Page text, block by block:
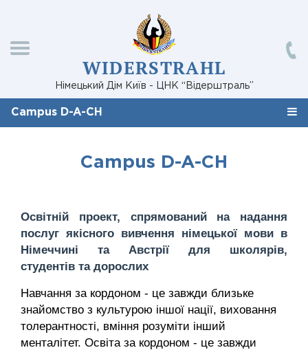
WIDERSTRAHL
Німецький Дім Київ - ЦНК “Відерштраль”
Campus D-A-CH
Campus D-A-CH
Освітній
проект, спрямований на надання
послуг якісного вивчення німецької мови в
Німеччині та Австрії
для школярів,
студентів та дорослих
Навчання за кордоном - це завжди близьке
знайомство з культурою іншої нації, виховання
толерантності, вміння розуміти інший
менталітет. Освіта за кордоном - це завжди